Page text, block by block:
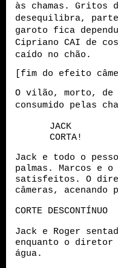
às chamas. Gritos
desequilibra, parte
garoto fica
Cipriano CAI de
caído no chão.
[fim do efeito
O vilão, morto, de
consumido pelas
JACK
CORTA!
Jack e todo o
palmas. Marcos e
satisfeitos. O
câmeras, acenando
CORTE DESCONTÍNUO
Jack e Roger
enquanto o diretor
água.